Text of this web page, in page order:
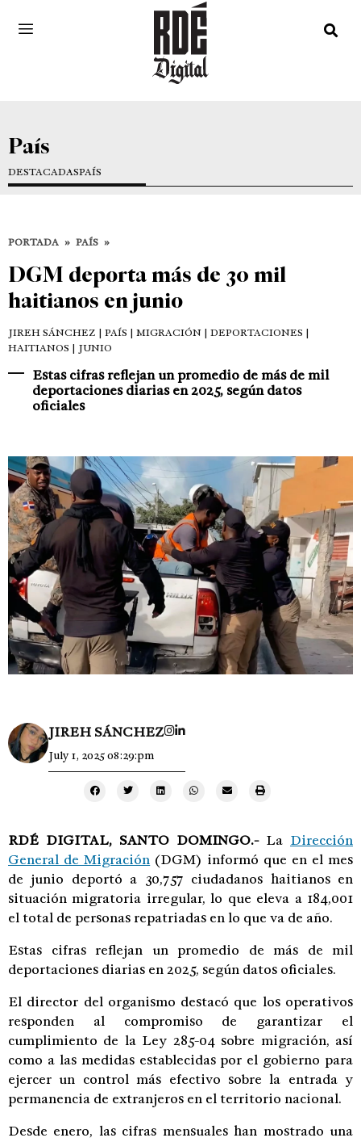
País
DESTACADASPAÍS
PORTADA » PAÍS »
DGM deporta más de 30 mil
haitianos en junio
JIREH SÁNCHEZ | PAÍS | MIGRACIÓN | DEPORTACIONES |
HAITIANOS | JUNIO
Estas cifras reflejan un promedio de más de mil
deportaciones diarias en 2025, según datos
oficiales
JIREH SÁNCHEZ
July 1, 2025 08:29:pm
RDÉ DIGITAL, SANTO DOMINGO.-La Dirección
General de Migración (DGM) informó que en el mes
de junio deportó a 30,757 ciudadanos haitianos en
situación migratoria irregular, lo que eleva a 184,001
el total de personas repatriadas en lo que va de año.
Estas cifras reflejan un promedio de más de mil
deportaciones diarias en 2025, según datos oficiales.
El director del organismo destacó que los operativos
responden al compromiso de garantizar el
cumplimiento de la Ley 285-04 sobre migración, así
como a las medidas establecidas por el gobierno para
ejercer un control más efectivo sobre la entrada y
permanencia de extranjeros en el territorio nacional.
Desde enero, las cifras mensuales han mostrado una